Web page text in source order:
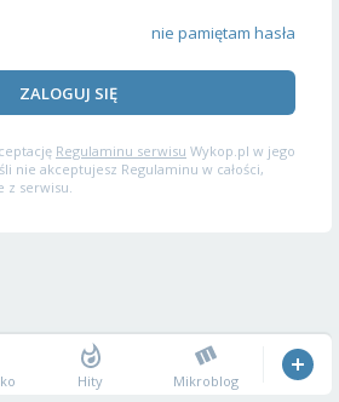
nie pamiętam hasła
ZALOGUJ SIĘ
Regulaminu serwisu Wykop.pl w jego
nie akceptujesz Regulaminu w całości,
z serwisu.
Hity Mikroblog